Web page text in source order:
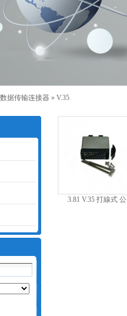
数据传输连接器 » V.35
3.81 V.35 打線式 公